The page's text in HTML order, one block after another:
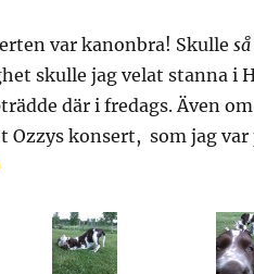
var kanonbra! Skulle så
skulle jag velat stanna i
där i fredags. Även
Ozzys konsert, som jag